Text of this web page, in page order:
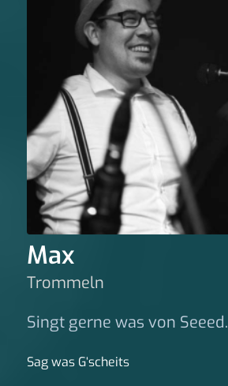
Max
Trommeln
Singt gerne was von Seeed.
Sag was G‘scheits